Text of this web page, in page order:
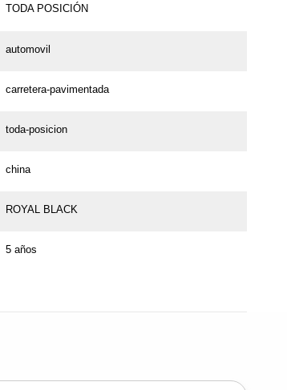
TODA POSICIÓN
automovil
carretera-pavimentada
toda-posicion
china
ROYAL BLACK
5 años